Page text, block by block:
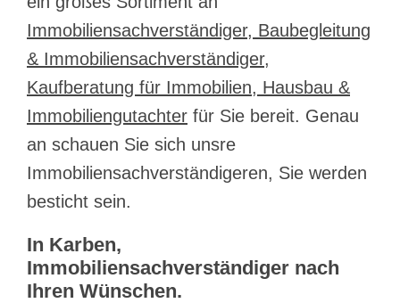
Immobiliensachverständiger, Baubegleitung
& Immobiliensachverständiger,
Kaufberatung für Immobilien, Hausbau &
Immobiliengutachter für Sie bereit. Genau
an schauen Sie sich unsre
Immobiliensachverständigeren, Sie werden
besticht sein.
In Karben,
Immobiliensachverständiger nach
Ihren Wünschen.